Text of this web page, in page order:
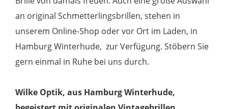
an original Schmetterlingsbrillen, stehen in
unserem Online-Shop oder vor Ort im Laden, in
Hamburg Winterhude, zur Verfügung. Stöbern Sie
gern einmal in Ruhe bei uns durch.
Wilke Optik, aus Hamburg Winterhude,